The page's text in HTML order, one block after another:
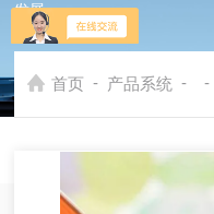
发展
首页 - 产品系统 - -